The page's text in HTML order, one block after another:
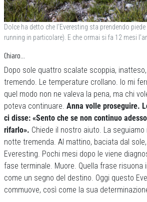
Dolce ha detto che l’Everesting sta prendendo
running in particolare). E che ormai si fa 12 mesi
Chiaro…
Dopo sole quattro scalate scoppia,
tremendo. Le temperature crollano. Io mi
quel modo non ne valeva la pena, ma chi
poteva continuare. Anna volle proseguire.
ci disse: «Sento che se non continuo
rifarlo». Chiede il nostro aiuto. La
notte tremenda. Al mattino, baciata dal
Everesting. Pochi mesi dopo le viene
fase terminale. Muore. Quella frase risuona
come un segno del destino. Oggi questo
commuove, così come la sua